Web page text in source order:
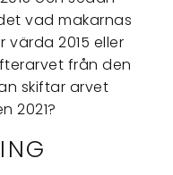
vad makarnas
2015 eller
från den
skiftar arvet
2021?